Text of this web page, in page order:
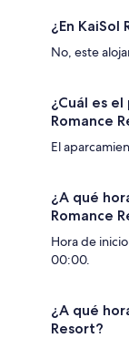
¿En KaiSol
No, este
¿Cuál es
Romance
El
¿A qué
Romance
Hora de
00:00.
¿A qué
Resort?